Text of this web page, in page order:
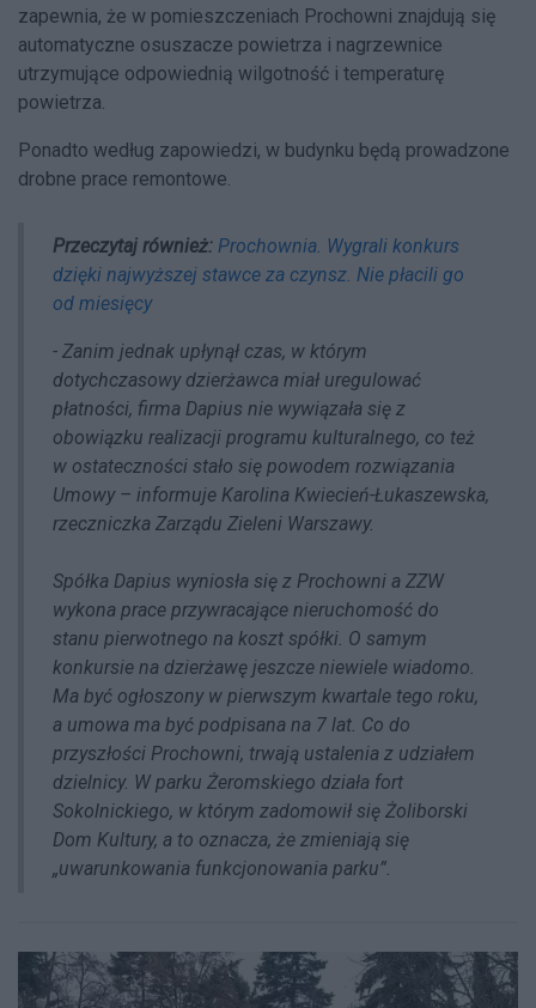
zapewnia, że w pomieszczeniach Prochowni znajdują się
automatyczne osuszacze powietrza i nagrzewnice
utrzymujące odpowiednią wilgotność i temperaturę
powietrza.
Ponadto według zapowiedzi, w budynku będą prowadzone
drobne prace remontowe.
Przeczytaj również: Prochownia. Wygrali konkurs
dzięki najwyższej stawce za czynsz. Nie płacili go
od miesięcy
- Zanim jednak upłynął czas, w którym
dotychczasowy dzierżawca miał uregulować
płatności, firma Dapius nie wywiązała się z
obowiązku realizacji programu kulturalnego, co też
w ostateczności stało się powodem rozwiązania
Umowy – informuje Karolina Kwiecień-Łukaszewska,
rzeczniczka Zarządu Zieleni Warszawy.
Spółka Dapius wyniosła się z Prochowni a ZZW
wykona prace przywracające nieruchomość do
stanu pierwotnego na koszt spółki. O samym
konkursie na dzierżawę jeszcze niewiele wiadomo.
Ma być ogłoszony w pierwszym kwartale tego roku,
a umowa ma być podpisana na 7 lat. Co do
przyszłości Prochowni, trwają ustalenia z udziałem
dzielnicy. W parku Żeromskiego działa fort
Sokolnickiego, w którym zadomowił się Żoliborski
Dom Kultury, a to oznacza, że zmieniają się
„uwarunkowania funkcjonowania parku”.